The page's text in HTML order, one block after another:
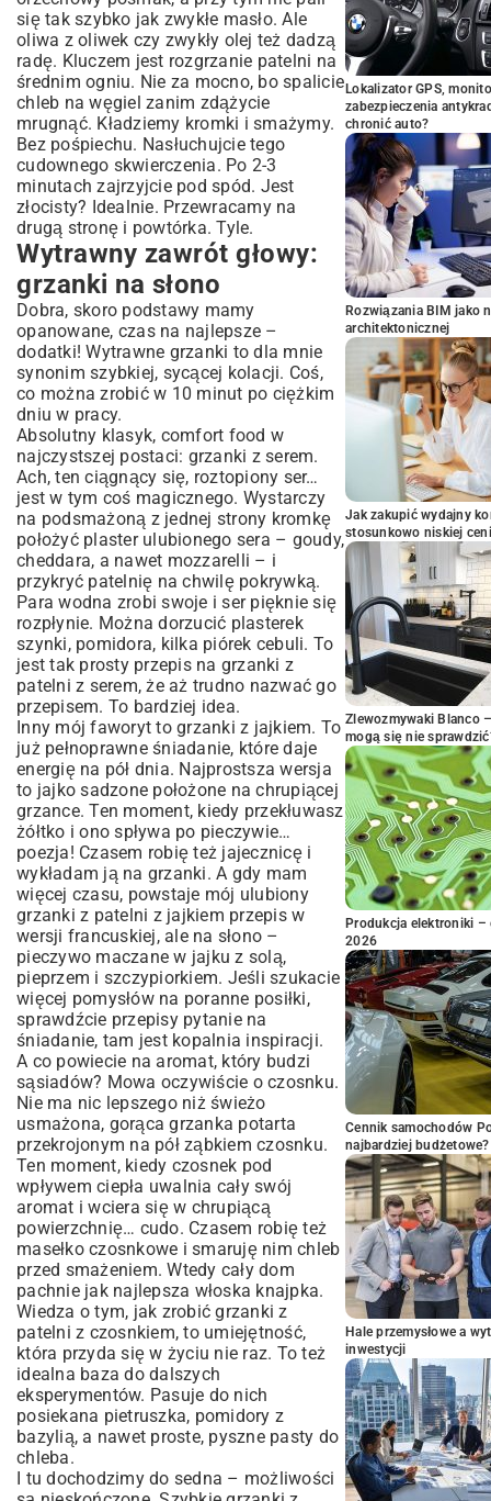
się tak szybko jak zwykłe masło. Ale
oliwa z oliwek czy zwykły olej też dadzą
radę. Kluczem jest rozgrzanie patelni na
średnim ogniu. Nie za mocno, bo spalicie
chleb na węgiel zanim zdążycie
mrugnąć. Kładziemy kromki i smażymy.
Bez pośpiechu. Nasłuchujcie tego
cudownego skwierczenia. Po 2-3
minutach zajrzyjcie pod spód. Jest
złocisty? Idealnie. Przewracamy na
drugą stronę i powtórka. Tyle.
Wytrawny zawrót głowy:
grzanki na słono
Dobra, skoro podstawy mamy
opanowane, czas na najlepsze –
dodatki! Wytrawne grzanki to dla mnie
synonim szybkiej, sycącej kolacji. Coś,
co można zrobić w 10 minut po ciężkim
dniu w pracy.
Absolutny klasyk, comfort food w
najczystszej postaci: grzanki z serem.
Ach, ten ciągnący się, roztopiony ser…
jest w tym coś magicznego. Wystarczy
na podsmażoną z jednej strony kromkę
położyć plaster ulubionego sera – goudy,
cheddara, a nawet mozzarelli – i
przykryć patelnię na chwilę pokrywką.
Para wodna zrobi swoje i ser pięknie się
rozpłynie. Można dorzucić plasterek
szynki, pomidora, kilka piórek cebuli. To
jest tak prosty przepis na grzanki z
patelni z serem, że aż trudno nazwać go
przepisem. To bardziej idea.
Inny mój faworyt to grzanki z jajkiem. To
już pełnoprawne śniadanie, które daje
energię na pół dnia. Najprostsza wersja
to jajko sadzone położone na chrupiącej
grzance. Ten moment, kiedy przekłuwasz
żółtko i ono spływa po pieczywie…
poezja! Czasem robię też jajecznicę i
wykładam ją na grzanki. A gdy mam
więcej czasu, powstaje mój ulubiony
grzanki z patelni z jajkiem przepis w
wersji francuskiej, ale na słono –
pieczywo maczane w jajku z solą,
pieprzem i szczypiorkiem. Jeśli szukacie
więcej pomysłów na poranne posiłki,
sprawdźcie przepisy pytanie na
śniadanie, tam jest kopalnia inspiracji.
A co powiecie na aromat, który budzi
sąsiadów? Mowa oczywiście o czosnku.
Nie ma nic lepszego niż świeżo
usmażona, gorąca grzanka potarta
przekrojonym na pół ząbkiem czosnku.
Ten moment, kiedy czosnek pod
wpływem ciepła uwalnia cały swój
aromat i wciera się w chrupiącą
powierzchnię… cudo. Czasem robię też
masełko czosnkowe i smaruję nim chleb
przed smażeniem. Wtedy cały dom
pachnie jak najlepsza włoska knajpka.
Wiedza o tym, jak zrobić grzanki z
patelni z czosnkiem, to umiejętność,
która przyda się w życiu nie raz. To też
idealna baza do dalszych
eksperymentów. Pasuje do nich
posiekana pietruszka, pomidory z
bazylią, a nawet proste, pyszne pasty do
chleba.
I tu dochodzimy do sedna – możliwości
Lokalizator GPS,
zabezpieczenia
chronić auto?
Rozwiązania BIM jako
architektonicznej
Jak zakupić wydajny
stosunkowo niskiej
Zlewozmywaki Blanco
mogą się nie
Produkcja elektroniki –
2026
Cennik samochodów
najbardziej budżetowe?
Hale przemysłowe a
inwestycji